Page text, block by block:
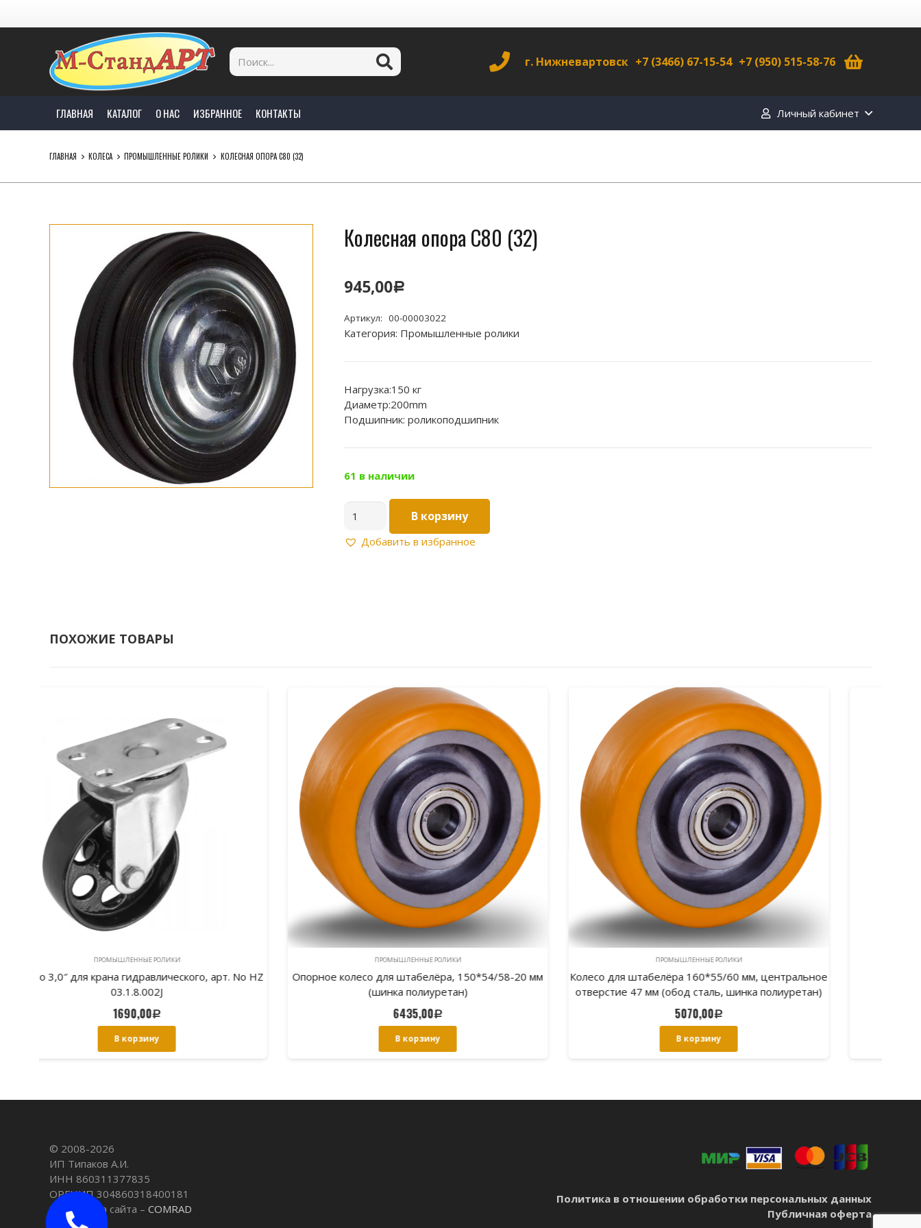
г. Нижневартовск +7 (3466) 67-15-54 +7 (950) 515-58-76
ГЛАВНАЯ КАТАЛОГ О НАС ИЗБРАННОЕ КОНТАКТЫ Личный кабинет
ГЛАВНАЯ КОЛЕСА ПРОМЫШЛЕННЫЕ РОЛИКИ КОЛЕСНАЯ ОПОРА C80 (32)
Колесная опора C80 (32)
945,00Р
Артикул: 00-00003022
Категория: Промышленные ролики
Нагрузка:150 кг
Диаметр:200mm
Подшипник: роликоподшипник
61 в наличии
товара
Колесная
В корзину
Добавить в избранное
ПОХОЖИЕ ТОВАРЫ
ПРОМЫШЛЕННЫЕ РОЛИКИ
Опорное колесо для штабелёра, 150*54/58-20 мм
(шинка полиуретан)
6435,00
В корзину
ПРОМЫШЛЕННЫЕ РОЛИКИ
Колесо для штабелёра 160*55/60 мм, центральное
отверстие 47 мм (обод сталь, шинка полиуретан)
5070,00
В корзину
ПРОМЫШЛЕННЫЕ РОЛИКИ
Колесо запасное для 65481, 155х33 мм
271,00
В корзину
© 2008-2026
ИП Типаков А.И.
ИНН 860311377835
ОРГНИП 304860318400181
Разработка сайта – COMRAD
Политика в отношении обработки персональных данных
Публичная оферта